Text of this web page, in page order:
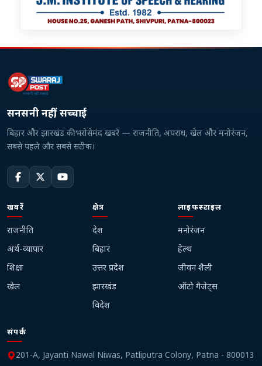
सनसनी नहीं, सच्चाई
बिहार और झारखंड की भरोसेमंद खबरें — राजनीति, अपराध, खेल और मनोरंजन,
सबसे पहले और सबसे सटीक।
खबरें
राजनीति
अर्थ-व्यापार
शिक्षा
खेल
क्षेत्र
देश
बिहार
उत्तर प्रदेश
झारखंड
विदेश
लाइफस्टाइल
मनोरंजन
हेल्थ
जीवन शैली
ऑटो गैजेट्स
संपर्क
201-A, Jayanti Nawal Niwas, Patliputra Colony, Patna - 800013